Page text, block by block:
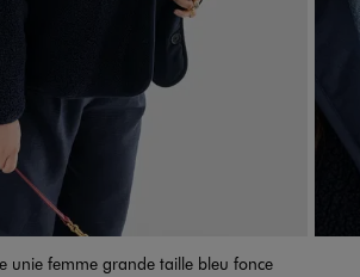
unie femme grande taille bleu fonce